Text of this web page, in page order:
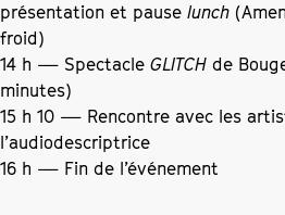
présentation et pause lunch
froid)
14 h — Spectacle GLITCH de
minutes)
15 h 10 — Rencontre avec les
l’audiodescriptrice
16 h — Fin de l’événement